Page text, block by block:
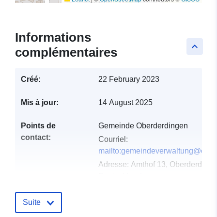
keyboard_arrow_up
Informations
complémentaires
Créé: 22 February 2023
Mis à jour: 14 August 2025
Points de
contact:
Gemeinde Oberderdingen
Courriel:
Adresse: Amthof 13,
Compte rendu du
Suite